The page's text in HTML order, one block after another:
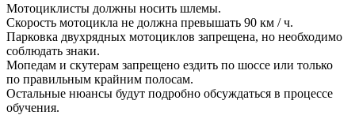
Мотоциклисты должны носить шлемы.
Скорость мотоцикла не должна превышать 90 км / ч.
Парковка двухрядных мотоциклов запрещена, но необходимо
соблюдать знаки.
Мопедам и скутерам запрещено ездить по шоссе или только
по правильным крайним полосам.
Остальные нюансы будут подробно обсуждаться в процессе
обучения.